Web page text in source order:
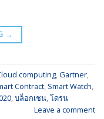
→
computing,Gartner,
Contract, Smart Watch,
,บล็อกเชน,โดรน
Leave a comment